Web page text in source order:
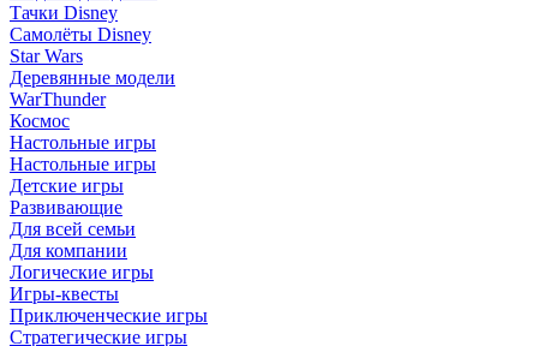
Тачки Disney
Самолёты Disney
Star Wars
Деревянные модели
WarThunder
Космос
Настольные игры
Настольные игры
Детские игры
Развивающие
Для всей семьи
Для компании
Логические игры
Игры-квесты
Приключенческие игры
Стратегические игры